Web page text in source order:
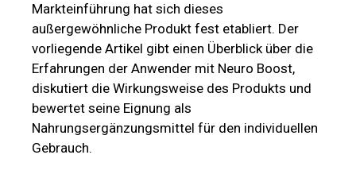
Markteinführung hat sich dieses
außergewöhnliche Produkt fest etabliert. Der
vorliegende Artikel gibt einen Überblick über die
Erfahrungen der Anwender mit Neuro Boost,
diskutiert die Wirkungsweise des Produkts und
bewertet seine Eignung als
Nahrungsergänzungsmittel für den individuellen
Gebrauch.